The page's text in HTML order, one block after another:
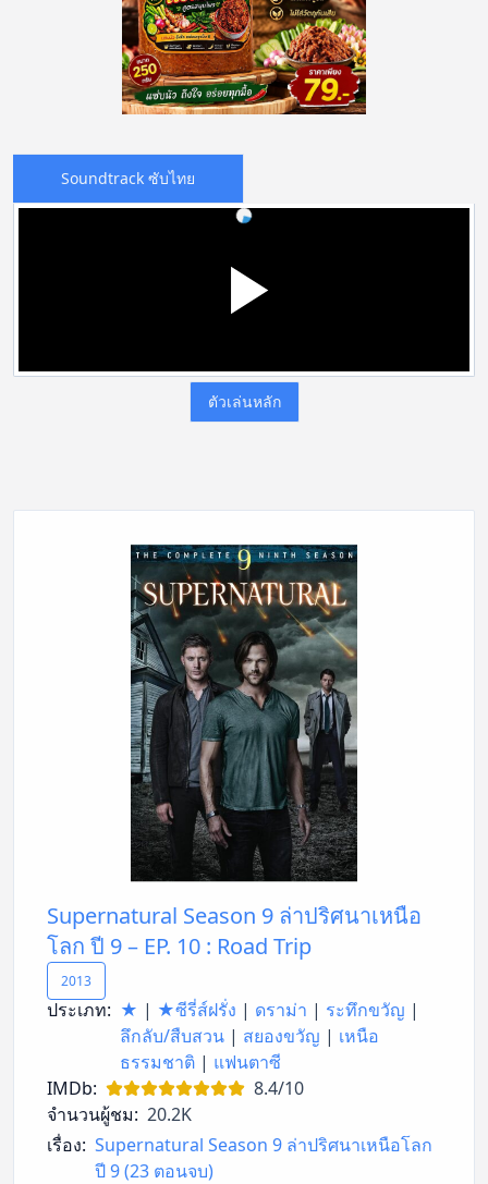
Soundtrack ซับไทย
ตัวเล่นหลัก
Supernatural Season 9 ล่าปริศนาเหนือ
โลก ปี 9 – EP. 10 : Road Trip
2013
ประเภท: ★ | ★ซีรี่ส์ฝรั่ง | ดราม่า | ระทึกขวัญ |
ลึกลับ/สืบสวน | สยองขวัญ | เหนือ
ธรรมชาติ | แฟนตาซี
IMDb:
8.4/10
จำนวนผู้ชม: 20.2K
เรื่อง: Supernatural Season 9 ล่าปริศนาเหนือโลก
ปี 9 (23 ตอนจบ)